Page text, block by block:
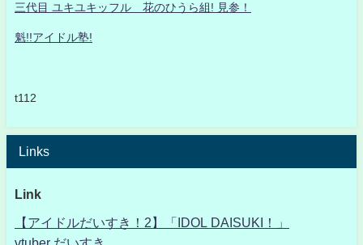
三代目 ユキユキッフル 花のひうら組! 見参！
魁!!アイドル塾!
t112
Links
Link
【アイドルだいすき！2】「IDOL DAISUKI！」